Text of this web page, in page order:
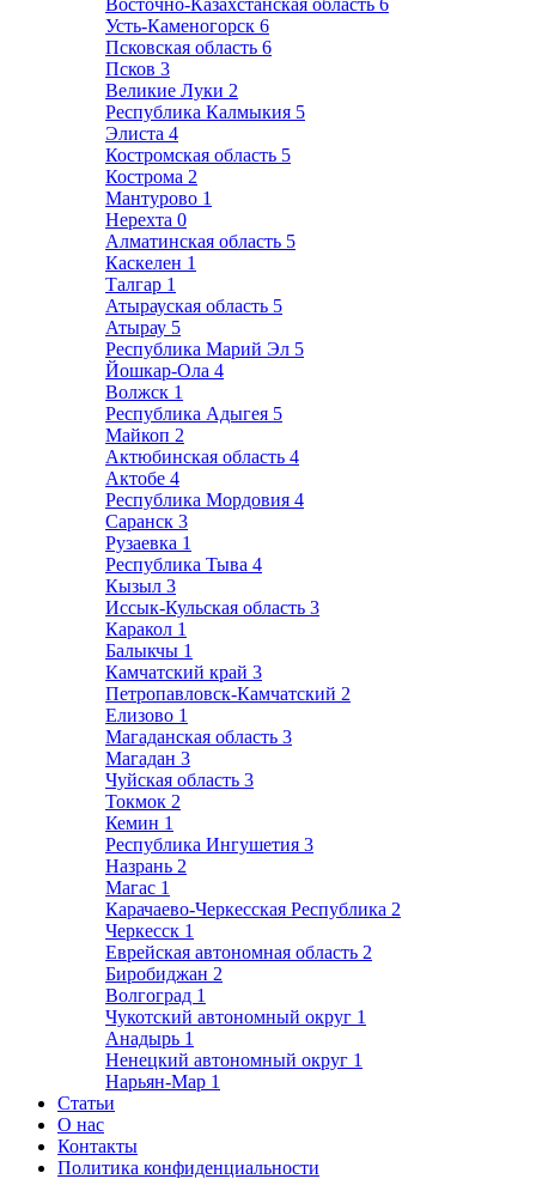
Восточно-Казахстанская область 6
Усть-Каменогорск 6
Псковская область 6
Псков 3
Великие Луки 2
Республика Калмыкия 5
Элиста 4
Костромская область 5
Кострома 2
Мантурово 1
Нерехта 0
Алматинская область 5
Каскелен 1
Талгар 1
Атырауская область 5
Атырау 5
Республика Марий Эл 5
Йошкар-Ола 4
Волжск 1
Республика Адыгея 5
Майкоп 2
Актюбинская область 4
Актобе 4
Республика Мордовия 4
Саранск 3
Рузаевка 1
Республика Тыва 4
Кызыл 3
Иссык-Кульская область 3
Каракол 1
Балыкчы 1
Камчатский край 3
Петропавловск-Камчатский 2
Елизово 1
Магаданская область 3
Магадан 3
Чуйская область 3
Токмок 2
Кемин 1
Республика Ингушетия 3
Назрань 2
Магас 1
Карачаево-Черкесская Республика 2
Черкесск 1
Еврейская автономная область 2
Биробиджан 2
Волгоград 1
Чукотский автономный округ 1
Анадырь 1
Ненецкий автономный округ 1
Нарьян-Мар 1
Статьи
О нас
Контакты
Политика конфиденциальности